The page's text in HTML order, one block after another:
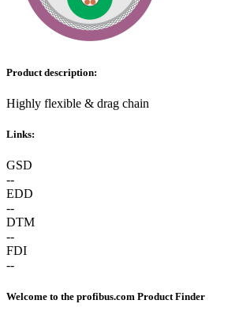
Product description:
Highly flexible & drag chain
Links:
GSD
--
EDD
--
DTM
--
FDI
--
Welcome to the profibus.com Product Finder